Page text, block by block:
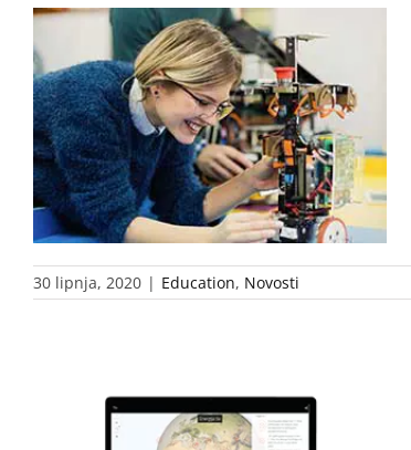
30 lipnja, 2020 | Education, Novosti